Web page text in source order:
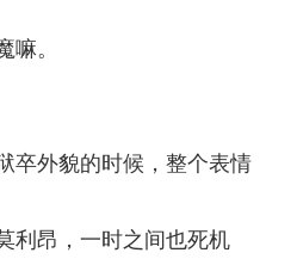
。
卒外貌的时候，整个表情
利昂，一时之间也死机